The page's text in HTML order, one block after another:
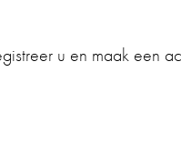
u en maak een